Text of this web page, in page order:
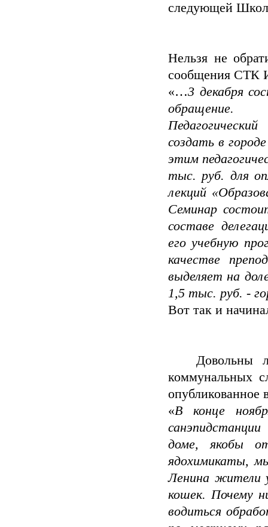
следующей
Нельзя не
сообщения
«…3 декабря
обращение.
создать в
этим
тыс. руб. для
лекций
Семинар
составе
его учебную
качестве
выделяет на
1,5 тыс. руб. -
Вот так и
Довольны ли
коммунальных
опубликованное
«В конце
доме, якобы
ядохимикаты,
Ленина жители
кошек. Почему
водиться